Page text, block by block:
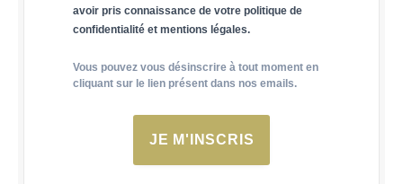
avoir pris connaissance de votre politique de
confidentialité et mentions légales.
Vous pouvez vous désinscrire à tout moment en
cliquant sur le lien présent dans nos emails.
JE M'INSCRIS